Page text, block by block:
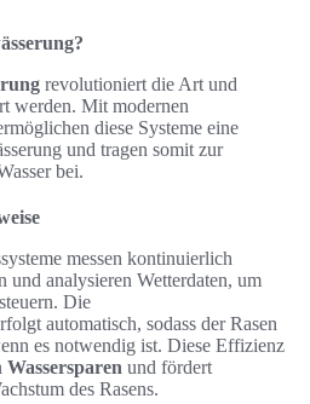
revolutioniert die Art und
werden. Mit modernen
diese Systeme eine
und tragen somit zur
bei.
messen kontinuierlich
analysieren Wetterdaten, um
Die
automatisch, sodass der Rasen
es notwendig ist. Diese Effizienz
Wassersparen und fördert
des Rasens.